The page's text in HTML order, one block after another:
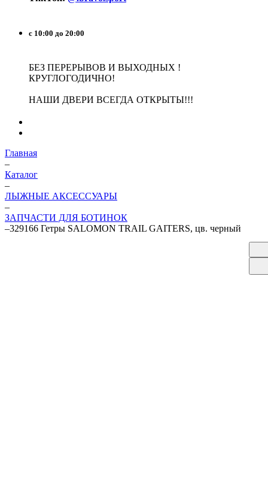
с 10:00 до 20:00
БЕЗ ПЕРЕРЫВОВ И ВЫХОДНЫХ !
КРУГЛОГОДИЧНО!
НАШИ ДВЕРИ ВСЕГДА ОТКРЫТЫ!!!
Главная
–
Каталог
–
ЛЫЖНЫЕ АКСЕССУАРЫ
–
ЗАПЧАСТИ ДЛЯ БОТИНОК
–329166 Гетры SALOMON TRAIL GAITERS, цв. черный